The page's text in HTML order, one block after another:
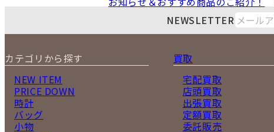
NEWSLETTER
カテゴリから探す
NEW ITEM
PRICE DOWN
時計
バッグ
小物
買取
宅配買取
店頭買取
出張買取
定額買取
委託販売